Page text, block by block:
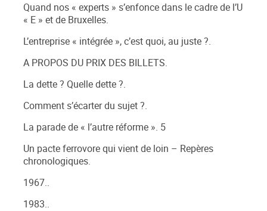
Quand nos « experts » s’enfonce dans le cadre de l’U
« E » et de Bruxelles.
L’entreprise « intégrée », c’est quoi, au juste ?.
A PROPOS DU PRIX DES BILLETS.
La dette ? Quelle dette ?.
Comment s’écarter du sujet ?.
La parade de « l’autre réforme ». 5
Un pacte ferrovore qui vient de loin – Repères
chronologiques.
1967..
1983..